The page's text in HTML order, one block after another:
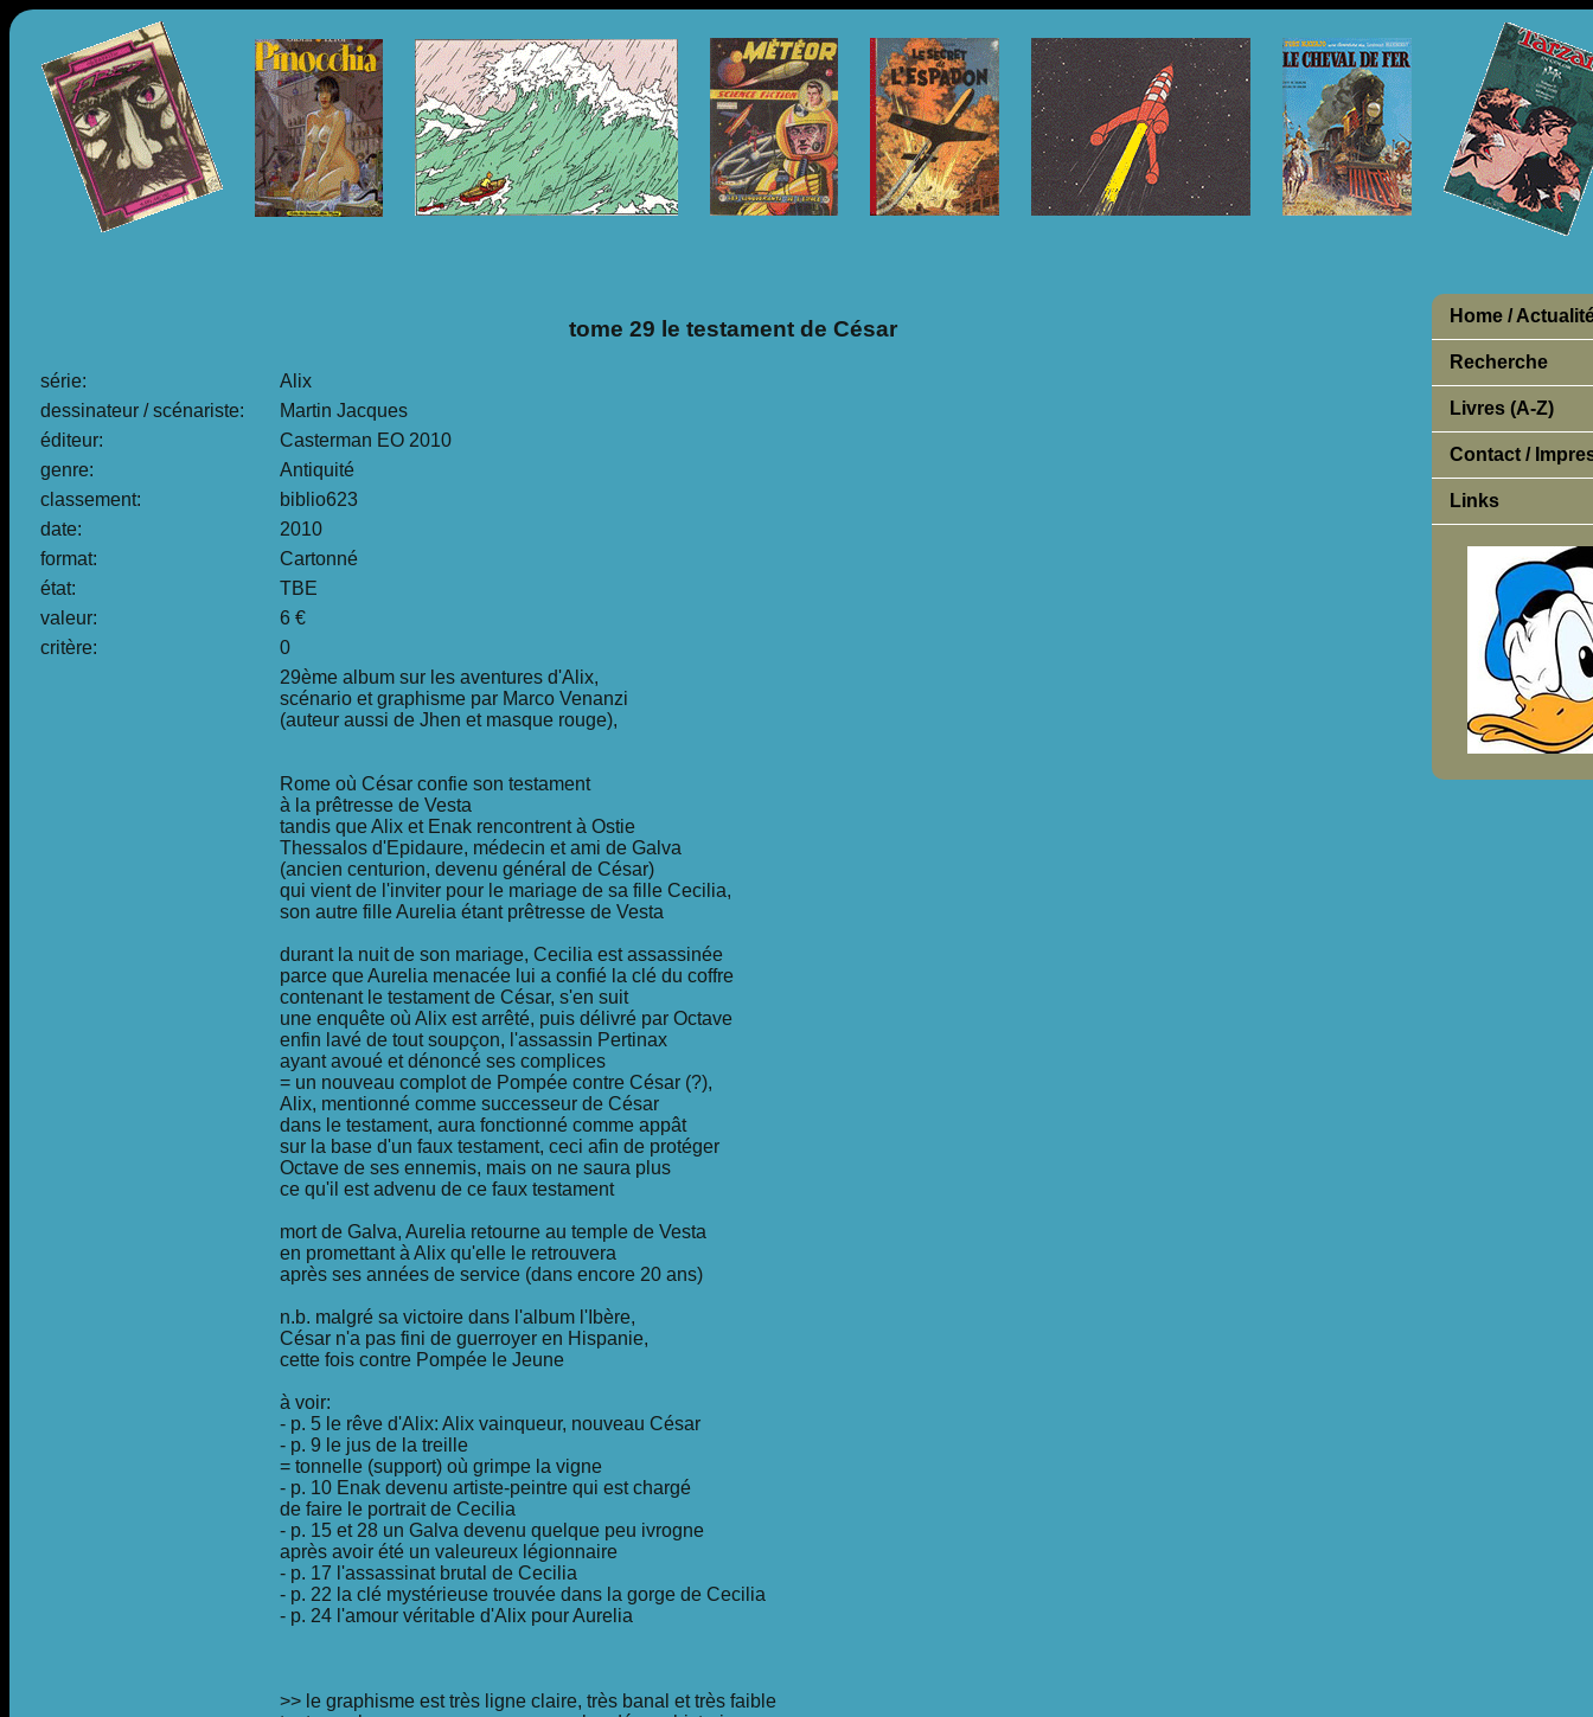
Home /
Recherche
Livres (A-Z)
Contact /
Links
tome 29 le testament de César
série:
Alix
dessinateur / scénariste:
Martin Jacques
éditeur:
Casterman EO 2010
genre:
Antiquité
classement:
biblio623
date:
2010
format:
Cartonné
état:
TBE
valeur:
6 €
critère:
0
29ème album sur les aventures d'Alix,
scénario et graphisme par Marco Venanzi
(auteur aussi de Jhen et masque rouge),
Rome où César confie son testament
à la prêtresse de Vesta
tandis que Alix et Enak rencontrent à Ostie
Thessalos d'Epidaure, médecin et ami de Galva
(ancien centurion, devenu général de César)
qui vient de l'inviter pour le mariage de sa fille Cecilia,
son autre fille Aurelia étant prêtresse de Vesta
durant la nuit de son mariage, Cecilia est assassinée
parce que Aurelia menacée lui a confié la clé du coffre
contenant le testament de César, s'en suit
une enquête où Alix est arrêté, puis délivré par Octave
enfin lavé de tout soupçon, l'assassin Pertinax
ayant avoué et dénoncé ses complices
= un nouveau complot de Pompée contre César (?),
Alix, mentionné comme successeur de César
dans le testament, aura fonctionné comme appât
sur la base d'un faux testament, ceci afin de protéger
Octave de ses ennemis, mais on ne saura plus
ce qu'il est advenu de ce faux testament
mort de Galva, Aurelia retourne au temple de Vesta
en promettant à Alix qu'elle le retrouvera
après ses années de service (dans encore 20 ans)
n.b. malgré sa victoire dans l'album l'Ibère,
César n'a pas fini de guerroyer en Hispanie,
cette fois contre Pompée le Jeune
à voir:
- p. 5 le rêve d'Alix: Alix vainqueur, nouveau César
- p. 9 le jus de la treille
= tonnelle (support) où grimpe la vigne
- p. 10 Enak devenu artiste-peintre qui est chargé
de faire le portrait de Cecilia
- p. 15 et 28 un Galva devenu quelque peu ivrogne
après avoir été un valeureux légionnaire
- p. 17 l'assassinat brutal de Cecilia
- p. 22 la clé mystérieuse trouvée dans la gorge de Cecilia
- p. 24 l'amour véritable d'Alix pour Aurelia
>> le graphisme est très ligne claire, très banal et très faible